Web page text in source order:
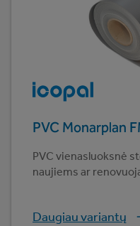
PVC Monarplan
PVC vienasluoksnė
naujiems ar
Daugiau variantų